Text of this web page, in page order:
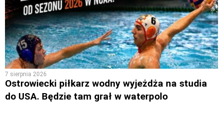
7 sierpnia 2026
Ostrowiecki piłkarz wodny wyjeżdża na studia
do USA. Będzie tam grał w waterpolo